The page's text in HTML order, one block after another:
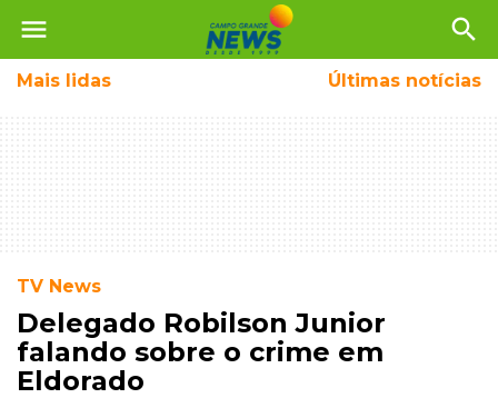
menu search
Mais lidas Últimas notícias
TV News
Delegado Robilson Junior
falando sobre o crime em
Eldorado